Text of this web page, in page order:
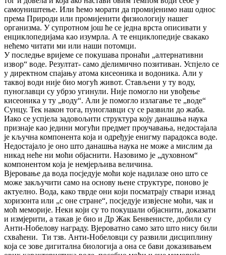
самоуништење. Или ћемо морати да промијенимо наш однос
према Природи или промијенити физиологију нашег
организма. У супротном још ће се једна врста описивати у
енциклопедијама као изумрла. А те енциклопедије свакако
нећемо читати ми или наши потомци.
У последње вријеме се покушава пронаћи „алтернативни
извор“ воде. Резултат- само дјелимично позитиван. Успјело се
у директном спајању атома кисеоника и водоника. Али у
таквој води није био могућ живот. Стављени у ту воду,
пуноглавци су убрзо угинули. Није помогло ни увођење
кисеоника у ту „воду“. Али је помогло излагање те „воде“
Сунцу. Тек након тога, пуноглавци су се развили до жаба.
Иако се успјела задовољити структура коју данашња наука
признаје као једини могући предмет проучавања, недостајала
је кључна компонента која и одређује енигму парадокса воде.
Недостајало је оно што данашња наука не може а мислим да
никад неће ни моћи објаснити. Назовимо је „духовном“
компонентом која је немјерљива величина.
Вјеровање да вода посједује моћи које надилазе оно што се
може закључити само на основу њене структуре, поново је
актуелно. Вода, како тврде они који посматрају ствари изнад
хоризонта или „с оне стране“, посједује извјесне моћи, чак и
моћ меморије. Неки који су то покушали објаснити, доказати
и измјерити, а такав је био и Др Жак Бенвенисте, добили су
Анти-Нобелову награду. Вјероватно само зато што нису били
схваћени. Ти тзв. Анти-Нобеловци су развили дисциплину
која се зове дигитална биологија а она се бави доказивањем